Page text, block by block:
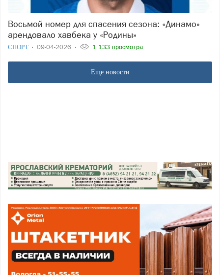
Восьмой номер для спасения сезона: «Динамо»
арендовало хавбека у «Родины»
СПОРТ 09-04-2026 1 133 просмотра
Еще новости